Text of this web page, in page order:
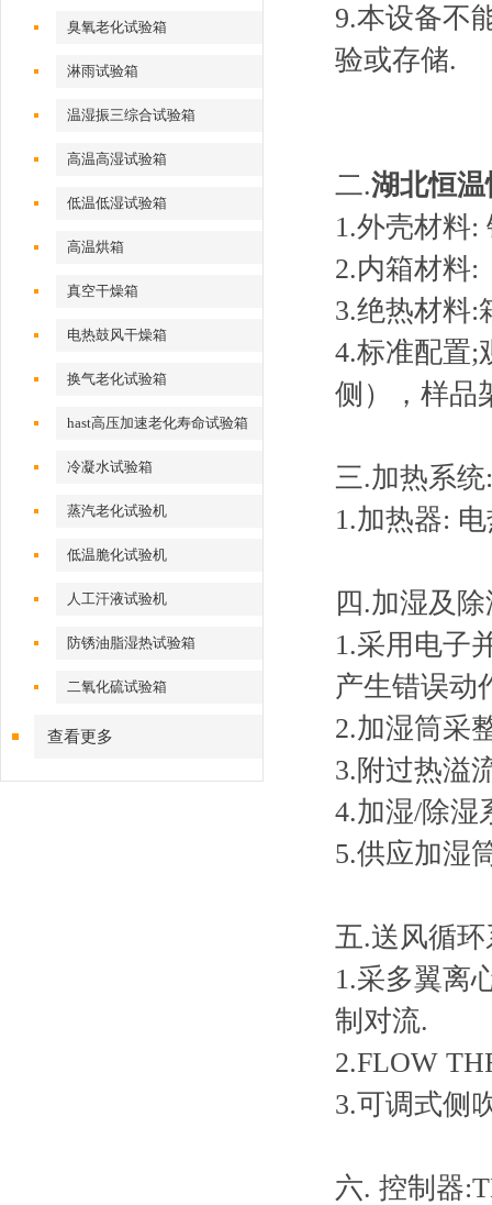
臭氧老化试验箱
淋雨试验箱
温湿振三综合试验箱
高温高湿试验箱
低温低湿试验箱
高温烘箱
真空干燥箱
电热鼓风干燥箱
换气老化试验箱
hast高压加速老化寿命试验箱
冷凝水试验箱
蒸汽老化试验机
低温脆化试验机
人工汗液试验机
防锈油脂湿热试验箱
二氧化硫试验箱
查看更多
9.本设备不
验或存储.
二.湖北恒
1.外壳材料:
2.内箱材料:
3.绝热材料:
4.标准配置;
侧），样品
三.加热系统:
1.加热器:
四.加湿及
1.采用电子
产生错误动
2.加湿筒采
3.附过热溢
4.加湿/除湿
5.供应加湿
五.送风循
1.采多翼离
制对流.
2.FLOW
3.可调式侧
六. 控制器